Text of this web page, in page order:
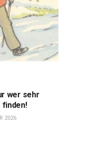
wer sehr
finden!
2026